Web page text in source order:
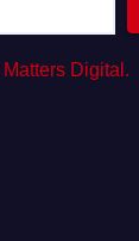
Digital.